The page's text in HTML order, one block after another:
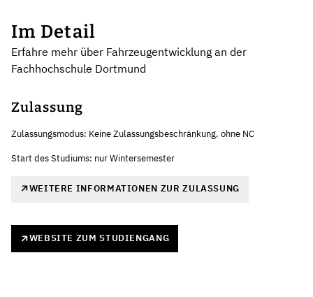
Im Detail
Erfahre mehr über Fahrzeugentwicklung an der
Fachhochschule Dortmund
Zulassung
Zulassungsmodus: Keine Zulassungsbeschränkung, ohne NC
Start des Studiums: nur Wintersemester
WEITERE INFORMATIONEN ZUR ZULASSUNG
WEBSITE ZUM STUDIENGANG